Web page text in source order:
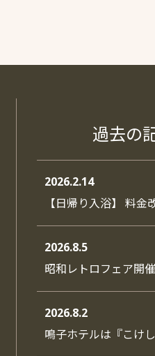
過去の
2026.2.14
【日帰り入浴】 料
2026.8.5
昭和レトロフェア開
2026.8.2
鳴子ホテルは『こけ